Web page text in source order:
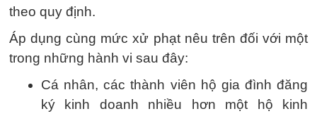
theo quy định.
Áp dụng cùng mức xử phạt nêu trên đối với một
trong những hành vi sau đây:
Cá nhân, các thành viên hộ gia đình đăng
ký kinh doanh nhiều hơn một hộ kinh